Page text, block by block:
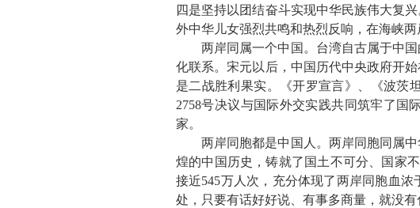
四是坚持以团结奋斗实现中华民族伟大复
外中华儿女强烈共鸣和热烈反响，在海峡两
两岸同属一个中国。 台湾自古属于中
化联系。宋元以后，中国历代中央政府开
是二战胜利果实。《开罗宣言》、《波茨
2758号决议与国际外交实践共同筑牢了国
家。
两岸同胞都是中国人。 两岸同胞同属
煌的中国历史，铸就了国土不可分、国家
接近545万人次，充分体现了两岸同胞血
处，只要有话好好说、有事多商量，就没